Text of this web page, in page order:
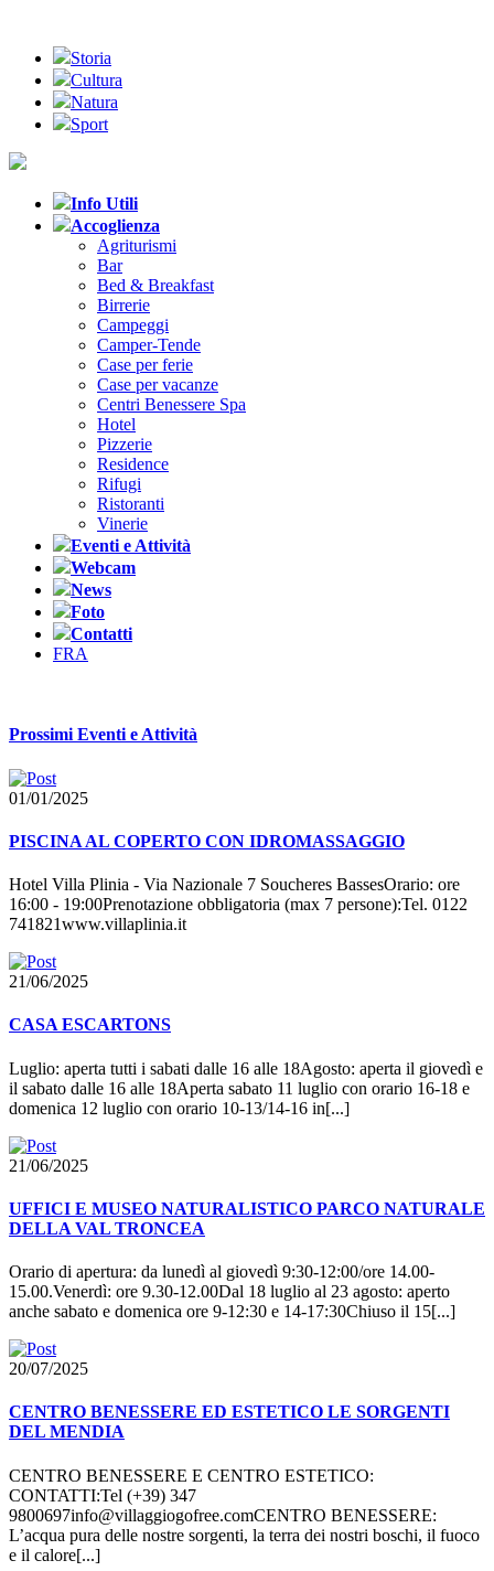
Storia
Cultura
Natura
Sport
Info Utili
Accoglienza
Agriturismi
Bar
Bed & Breakfast
Birrerie
Campeggi
Camper-Tende
Case per ferie
Case per vacanze
Centri Benessere Spa
Hotel
Pizzerie
Residence
Rifugi
Ristoranti
Vinerie
Eventi e Attività
Webcam
News
Foto
Contatti
FRA
Prossimi Eventi e Attività
01/01/2025
PISCINA AL COPERTO CON IDROMASSAGGIO
Hotel Villa Plinia - Via Nazionale 7 Soucheres BassesOrario: ore
16:00 - 19:00Prenotazione obbligatoria (max 7 persone):Tel. 0122
741821www.villaplinia.it
21/06/2025
CASA ESCARTONS
Luglio: aperta tutti i sabati dalle 16 alle 18Agosto: aperta il giovedì e
il sabato dalle 16 alle 18Aperta sabato 11 luglio con orario 16-18 e
domenica 12 luglio con orario 10-13/14-16 in[...]
21/06/2025
UFFICI E MUSEO NATURALISTICO PARCO NATURALE
DELLA VAL TRONCEA
Orario di apertura: da lunedì al giovedì 9:30-12:00/ore 14.00-
15.00.Venerdì: ore 9.30-12.00Dal 18 luglio al 23 agosto: aperto
anche sabato e domenica ore 9-12:30 e 14-17:30Chiuso il 15[...]
20/07/2025
CENTRO BENESSERE ED ESTETICO LE SORGENTI
DEL MENDIA
CENTRO BENESSERE E CENTRO ESTETICO:
CONTATTI:Tel (+39) 347
9800697info@villaggiogofree.comCENTRO BENESSERE:
L’acqua pura delle nostre sorgenti, la terra dei nostri boschi, il fuoco
e il calore[...]